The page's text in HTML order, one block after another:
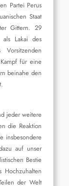
Partei Perus
Staat
Gittern. 29
als Lakai des
Vorsitzenden
für eine
beinahe den
jeder weitere
die Reaktion
insbesondere
auf unser
Bestie
Hochzuhalten
der Welt